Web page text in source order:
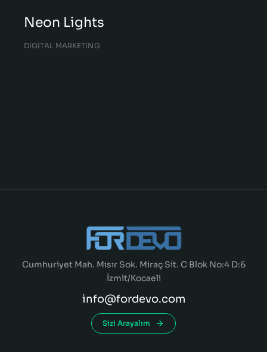
Neon Lights
DIGITAL MARKETING
Cumhuriyet Mah. Mısır Sok. Miraç Sit. C Blok No:4 D:6
İzmit/Kocaeli
info@fordevo.com
Sizi Arayalım